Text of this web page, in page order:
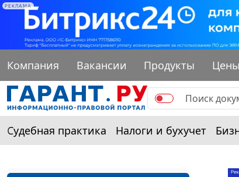
РЕКЛАМА
Компания Вакансии Продукты Цены
Судебная практика Налоги и бухучет